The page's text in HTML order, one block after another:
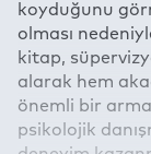
koyduğunu
olması
kitap,
alarak hem
önemli bir
psikolojik